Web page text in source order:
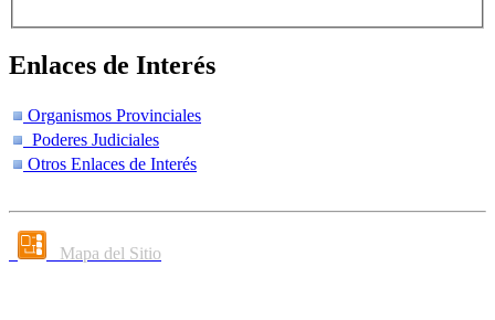
Enlaces de Interés
Organismos Provinciales
Poderes Judiciales
Otros Enlaces de Interés
Mapa del Sitio